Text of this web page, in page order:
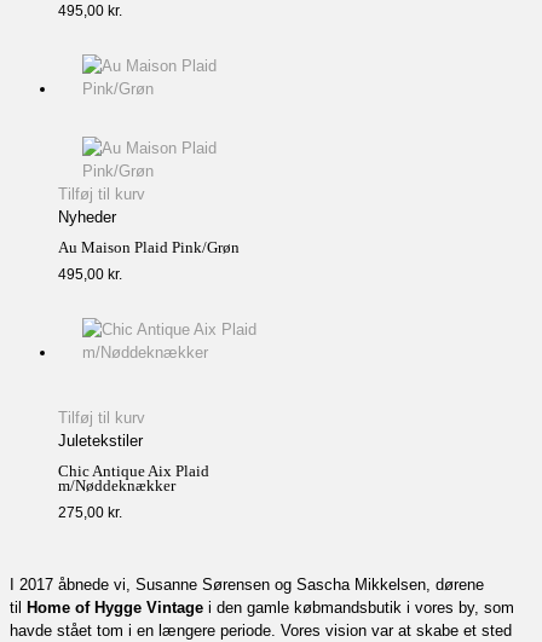
495,00 kr.
Tilføj til kurv
Nyheder
Au Maison Plaid Pink/Grøn
495,00 kr.
Tilføj til kurv
Juletekstiler
Chic Antique Aix Plaid
m/Nøddeknækker
275,00 kr.
I 2017 åbnede vi, Susanne Sørensen og Sascha Mikkelsen, dørene
til
Home of Hygge Vintage i den gamle købmandsbutik i vores by, som
havde stået tom i en længere periode. Vores vision var at skabe et sted